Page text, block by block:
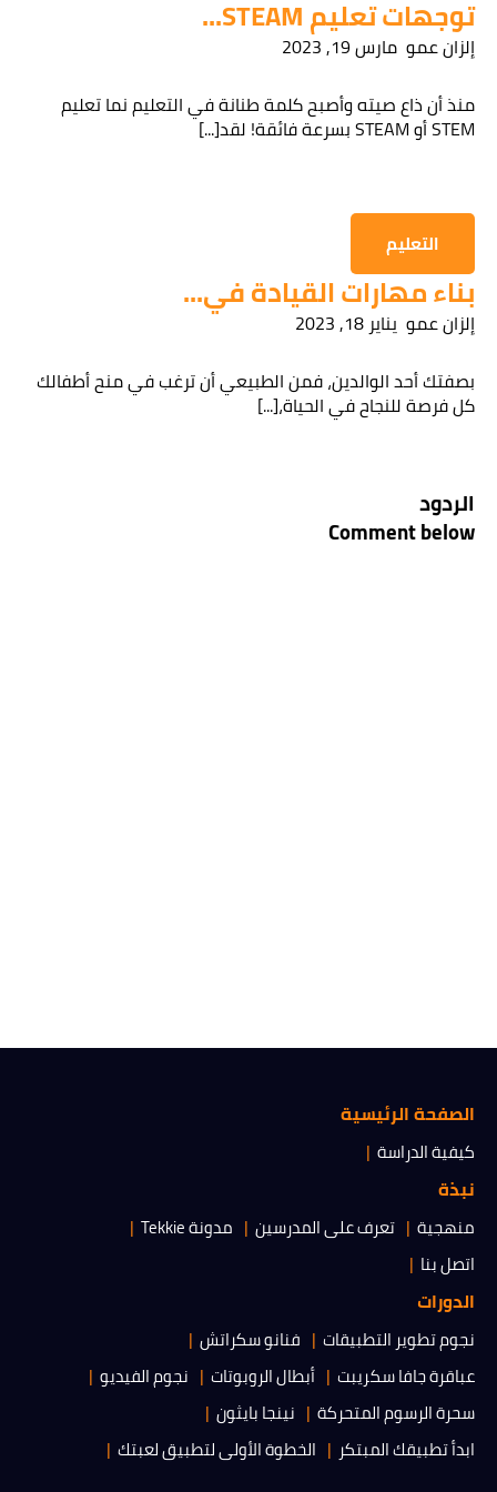
توجهات تعليم STEAM...
إلزان عمو مارس 19, 2023
منذ أن ذاع صيته وأصبح كلمة طنانة في التعليم نما تعليم
STEM أو STEAM بسرعة فائقة! لقد[...]
التعليم
بناء مهارات القيادة في...
إلزان عمو يناير 18, 2023
بصفتك أحد الوالدين، فمن الطبيعي أن ترغب في منح أطفالك
كل فرصة للنجاح في الحياة،[...]
الردود
Comment below
الصفحة الرئيسية
كيفية الدراسة
نبذة
منهجية تعرف على المدرسين
مدونة Tekkie
اتصل بنا
الدورات
نجوم تطوير التطبيقات
فنانو سكراتش
عباقرة جافا سكريبت
أبطال الروبوتات
نجوم الفيديو
سحرة الرسوم المتحركة
نينجا بايثون
ابدأ تطبيقك المبتكر
الخطوة الأولى لتطبيق لعبتك
قراءة سياسة الخصوصية
الحصول على المعلومات